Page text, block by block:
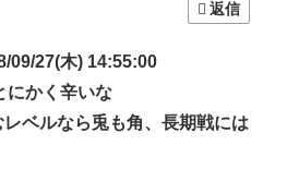
返信
09/27(木) 14:55:00
にかく辛いな
ベルなら兎も角、長期戦には